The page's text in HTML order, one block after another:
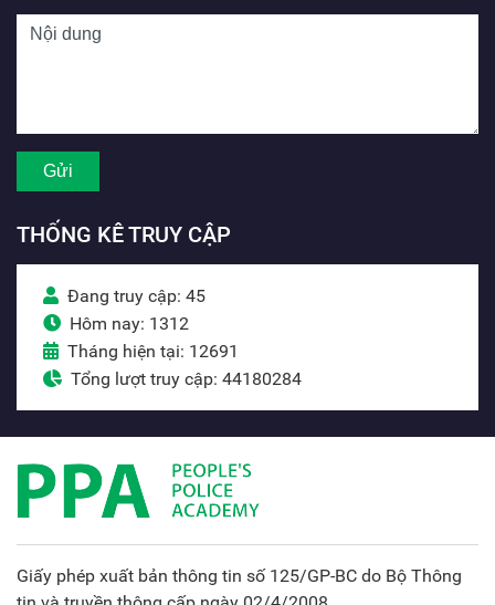
THỐNG KÊ TRUY CẬP
Đang truy cập: 45
Hôm nay: 1312
Tháng hiện tại: 12691
Tổng lượt truy cập: 44180284
Giấy phép xuất bản thông tin số 125/GP-BC do Bộ Thông